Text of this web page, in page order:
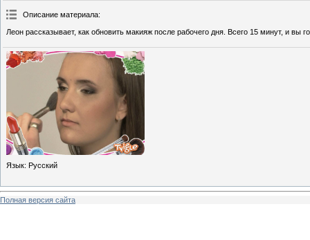
Описание материала:
Леон рассказывает, как обновить макияж после рабочего дня. Всего 15 минут, и вы
Язык: Русский
Полная версия сайта